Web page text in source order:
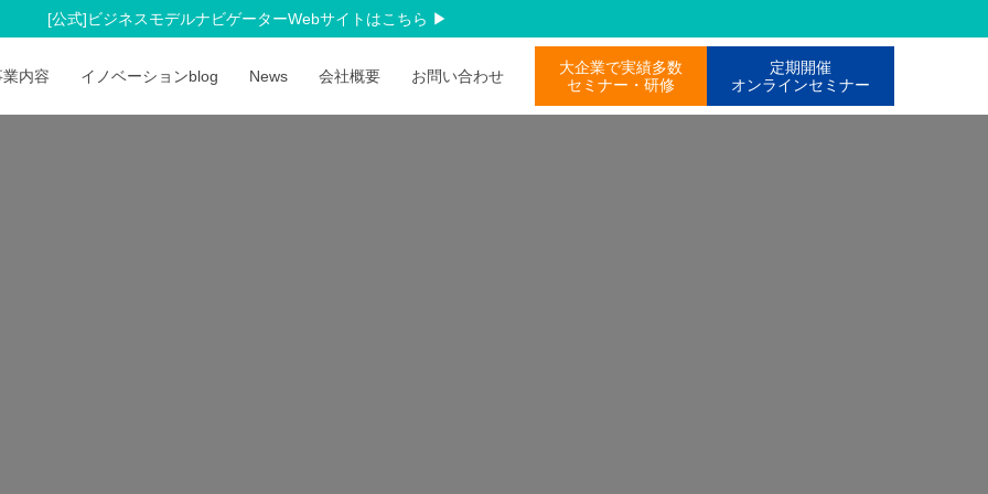
[公式]ビジネスモデルナビゲーターWebサイトはこちら
業内容 イノベーションblog News 会社概要 お問い合わせ
大企業で実績多数
セミナー・研修
定期開催
オンラインセミナー